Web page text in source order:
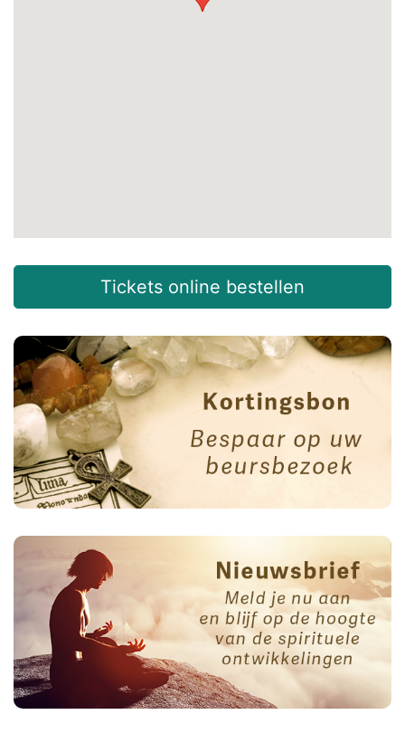
Tickets online bestellen